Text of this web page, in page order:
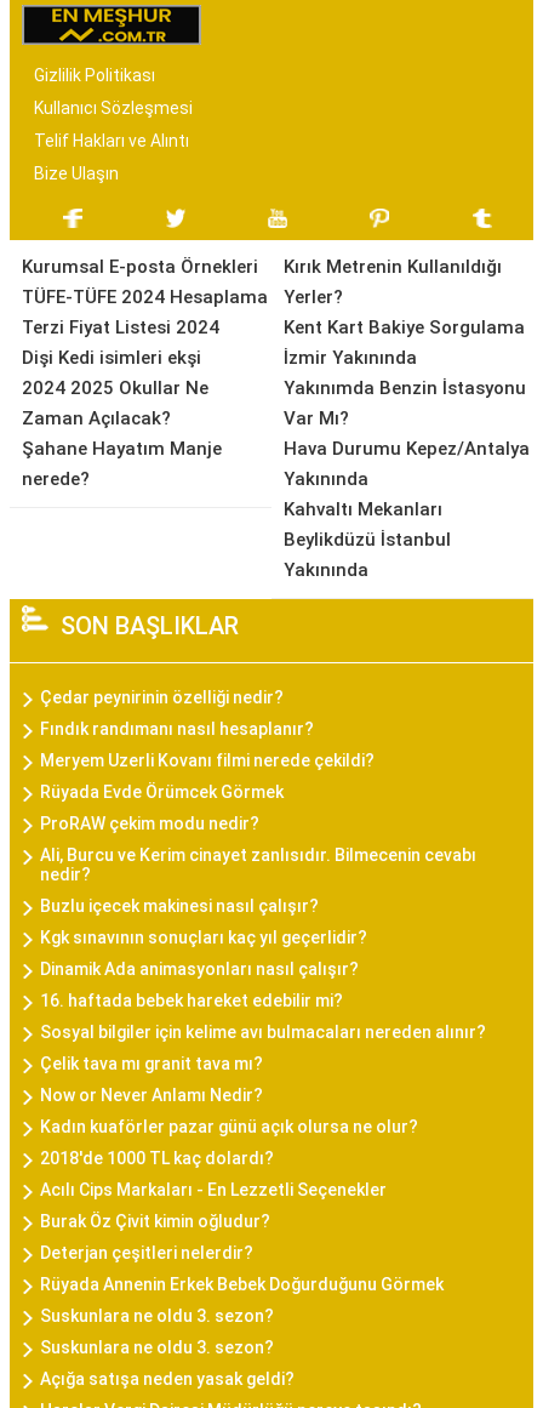
Gizlilik Politikası
Kullanıcı Sözleşmesi
Telif Hakları ve Alıntı
Bize Ulaşın
Kurumsal E-posta Örnekleri
TÜFE-TÜFE 2024 Hesaplama
Terzi Fiyat Listesi 2024
Dişi Kedi isimleri ekşi
2024 2025 Okullar Ne
Zaman Açılacak?
Şahane Hayatım Manje
nerede?
Kırık Metrenin Kullanıldığı
Yerler?
Kent Kart Bakiye Sorgulama
İzmir Yakınında
Yakınımda Benzin İstasyonu
Var Mı?
Hava Durumu Kepez/Antalya
Yakınında
Kahvaltı Mekanları
Beylikdüzü İstanbul
Yakınında
SON BAŞLIKLAR
Çedar peynirinin özelliği nedir?
Fındık randımanı nasıl hesaplanır?
Meryem Uzerli Kovanı filmi nerede çekildi?
Rüyada Evde Örümcek Görmek
ProRAW çekim modu nedir?
Ali, Burcu ve Kerim cinayet zanlısıdır. Bilmecenin cevabı
nedir?
Buzlu içecek makinesi nasıl çalışır?
Kgk sınavının sonuçları kaç yıl geçerlidir?
Dinamik Ada animasyonları nasıl çalışır?
16. haftada bebek hareket edebilir mi?
Sosyal bilgiler için kelime avı bulmacaları nereden alınır?
Çelik tava mı granit tava mı?
Now or Never Anlamı Nedir?
Kadın kuaförler pazar günü açık olursa ne olur?
2018'de 1000 TL kaç dolardı?
Acılı Cips Markaları - En Lezzetli Seçenekler
Burak Öz Çivit kimin oğludur?
Deterjan çeşitleri nelerdir?
Rüyada Annenin Erkek Bebek Doğurduğunu Görmek
Suskunlara ne oldu 3. sezon?
Suskunlara ne oldu 3. sezon?
Açığa satışa neden yasak geldi?